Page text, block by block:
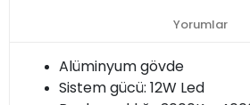
Yorumlar
Alüminyum gövde
Sistem gücü: 12W Led